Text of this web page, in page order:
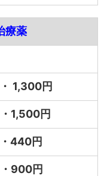
療薬
1,300円
1,500円
440円
900円